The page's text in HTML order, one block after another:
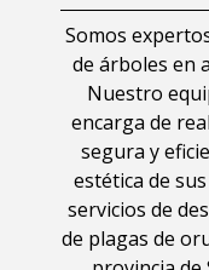
Somos
de árboles en
Nuestro
encarga de
segura y
estética de
servicios de
de plagas de